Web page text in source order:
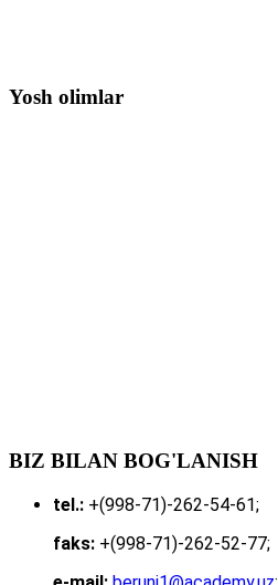
Yosh olimlar
BIZ BILAN BOG'LANISH
tel.: +(998-71)-262-54-61;
faks: +(998-71)-262-52-77;